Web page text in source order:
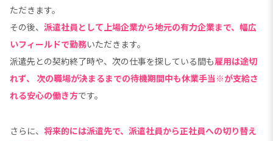
ただきます。
その後、 派遣社員として上場企業から地元の有力企業まで、幅広
いフィールドで勤務いただきます。
派遣先との契約終了時や、次の仕事を探している間も雇用は途切
れず、
次の職場が決まるまでの待機期間中も休業手当※が支給さ
れる安心の働き方です。
さらに、 将来的には派遣先で、派遣社員から正社員への切り替え